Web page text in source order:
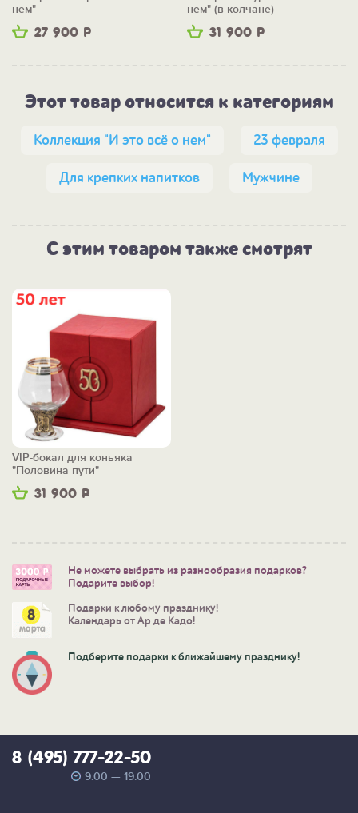
27 900 Р
нем"
31 900 Р
нем" (в колчане)
Этот товар относится к категориям
Коллекция "И это всё о нем" 23 февраля
Для крепких напитков Мужчине
С этим товаром также смотрят
31 900 Р
VIP-бокал для коньяка
"Половина пути"
Не можете выбрать из разнообразия подарков?
Подарите выбор!
Подарки к любому празднику!
Календарь от Ар де Кадо!
Подберите подарки к ближайшему празднику!
8 (495) 777-22-50
9:00 — 19:00